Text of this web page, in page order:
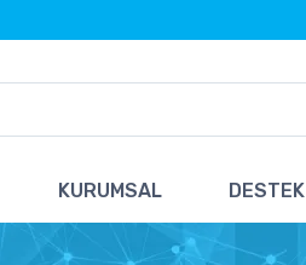
KURUMSAL DESTEK